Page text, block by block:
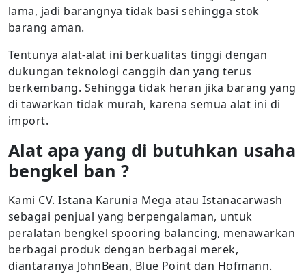
lama, jadi barangnya tidak basi sehingga stok
barang aman.
Tentunya alat-alat ini berkualitas tinggi dengan
dukungan teknologi canggih dan yang terus
berkembang. Sehingga tidak heran jika barang yang
di tawarkan tidak murah, karena semua alat ini di
import.
Alat apa yang di butuhkan usaha
bengkel ban ?
Kami CV. Istana Karunia Mega atau Istanacarwash
sebagai penjual yang berpengalaman, untuk
peralatan bengkel spooring balancing, menawarkan
berbagai produk dengan berbagai merek,
diantaranya JohnBean, Blue Point dan Hofmann.